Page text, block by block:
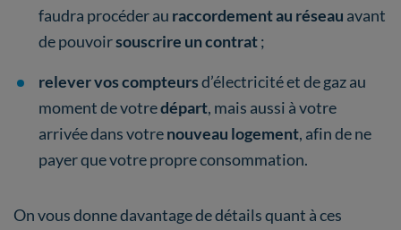
faudra procéder au raccordement au réseau avant
de pouvoirsouscrire un contrat;
relever vos compteursd’électricité et de gaz au
moment de votredépart, mais aussi à votre
arrivée dans votrenouveau logement, afin de ne
payer que votre propre consommation.
On vous donne davantage de détails quant à ces